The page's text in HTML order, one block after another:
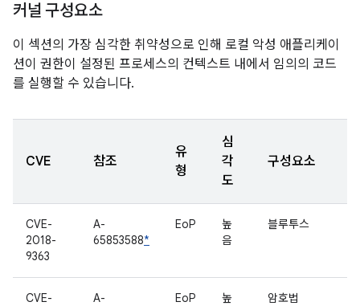
커널 구성요소
이 섹션의 가장 심각한 취약성으로 인해 로컬 악성 애플리케이
션이 권한이 설정된 프로세스의 컨텍스트 내에서 임의의 코드
를 실행할 수 있습니다.
CVE 참조
유
형
심
각
도
구성요소
CVE-
2018-
9363
A-
65853588*
EoP
높
음
블루투스
CVE-
A-
EoP
높
암호법